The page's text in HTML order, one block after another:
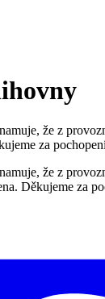
že z
za
že z
Děkujeme za